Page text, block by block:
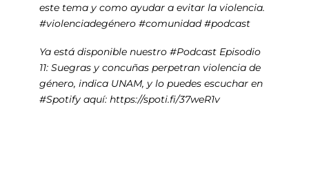
este tema y como ayudar a evitar la violencia.
#violenciadegénero #comunidad #podcast
Ya está disponible nuestro #Podcast Episodio
11: Suegras y concuñas perpetran violencia de
género, indica UNAM, y lo puedes escuchar en
#Spotify aquí: https://spoti.fi/37weR1v